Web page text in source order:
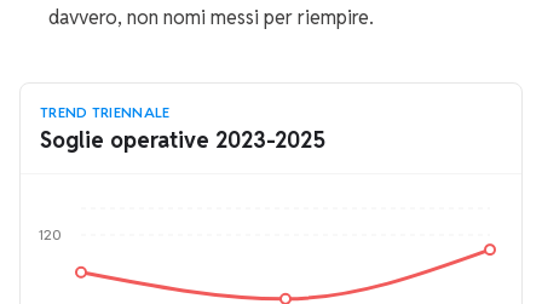
davvero, non nomi messi per riempire.
TREND TRIENNALE
Soglie operative 2023-2025
120